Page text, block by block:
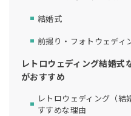
結婚式
前撮り・フォトウェディ
レトロウェディング結婚式
がおすすめ
レトロウェディング（結
すすめな理由